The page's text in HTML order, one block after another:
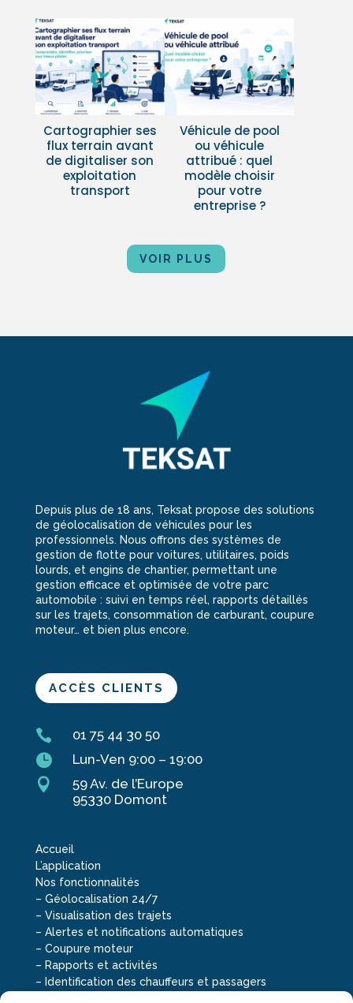
Cartographier ses
flux terrain avant
de digitaliser son
exploitation
transport
Véhicule de pool
ou véhicule
attribué : quel
modèle choisir
pour votre
entreprise ?
VOIR PLUS
Depuis plus de 18 ans, Teksat propose des solutions
de géolocalisation de véhicules pour les
professionnels. Nous offrons des systèmes de
gestion de flotte pour voitures, utilitaires, poids
lourds, et engins de chantier, permettant une
gestion efficace et optimisée de votre parc
automobile : suivi en temps réel, rapports détaillés
sur les trajets, consommation de carburant, coupure
moteur… et bien plus encore.
ACCÈS CLIENTS
 01 75 44 30 50
 Lun-Ven 9:00 – 19:00

59 Av. de l’Europe
95330 Domont
Accueil
L’application
Nos fonctionnalités
– Géolocalisation 24/7
– Visualisation des trajets
– Alertes et notifications automatiques
– Coupure moteur
– Rapports et activités
– Identification des chauffeurs et passagers